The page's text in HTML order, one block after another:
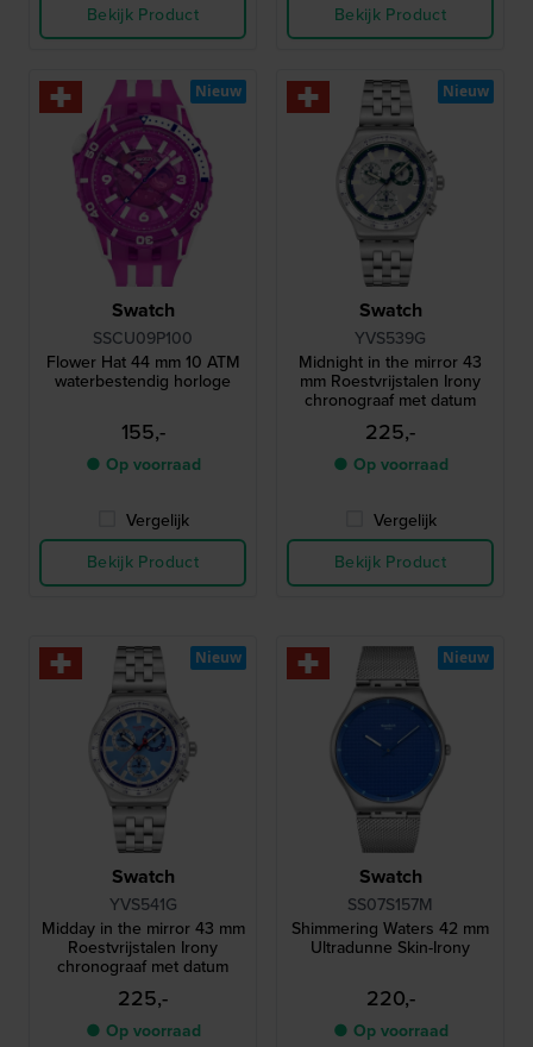
Bekijk Product
Bekijk Product
Swatch
SSCU09P100
Flower Hat 44 mm 10 ATM
waterbestendig horloge
155,-
● Op voorraad
Vergelijk
Bekijk Product
Nieuw
Swatch
YVS539G
Midnight in the mirror 43
mm Roestvrijstalen Irony
chronograaf met datum
225,-
● Op voorraad
Vergelijk
Bekijk Product
Nieuw
Swatch
YVS541G
Midday in the mirror 43 mm
Roestvrijstalen Irony
chronograaf met datum
225,-
● Op voorraad
Nieuw
Swatch
SS07S157M
Shimmering Waters 42 mm
Ultradunne Skin-Irony
220,-
● Op voorraad
Nieuw